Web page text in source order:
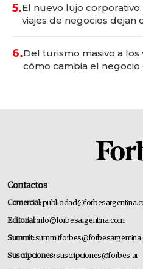
5.El nuevo lujo
viajes de negocios dejan
6.Del turismo masivo a los
cómo cambia el negocio
Contactos
Comercial:
Editorial:info@forbesargentina.com
Summit:
Suscripciones:suscripciones@forbes.ar